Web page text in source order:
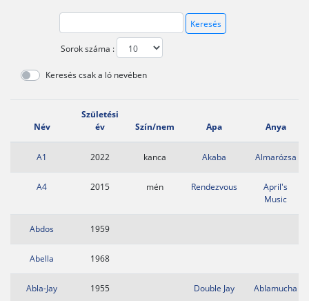
Keresés
Sorok száma :
Keresés csak a ló nevében
Név
Születési
év
Szín/nem Apa Anya
A1 2022 kanca Akaba Almarózsa
A4 2015 mén Rendezvous
April's
Music
Abdos 1959
Abella 1968
Abla-Jay 1955 Double Jay Ablamucha